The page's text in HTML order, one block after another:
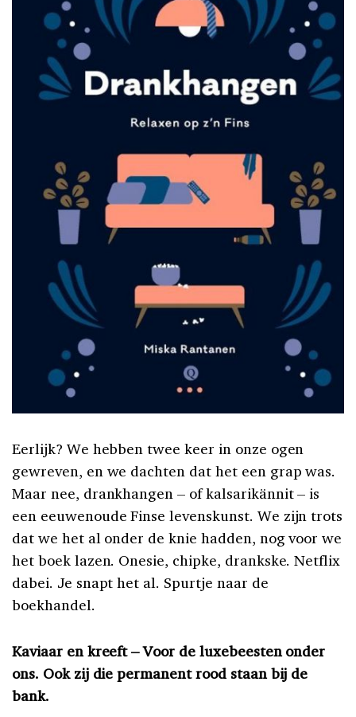
Eerlijk? We hebben twee keer in onze ogen
gewreven, en we dachten dat het een grap was.
Maar nee, drankhangen – of kalsarikännit – is
een eeuwenoude Finse levenskunst. We zijn trots
dat we het al onder de knie hadden, nog voor we
het boek lazen. Onesie, chipke, drankske. Netflix
dabei. Je snapt het al. Spurtje naar de
boekhandel.
Kaviaar en kreeft –Voor de luxebeesten onder
ons. Ook zij die permanent rood staan bij de
bank.